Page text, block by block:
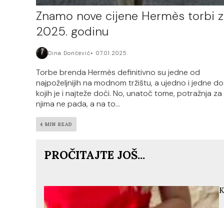
Znamo nove cijene Hermès torbi
2025. godinu
Dina Dončević 07.01.2025.
Torbe brenda Hermès definitivno su jedne od
najpoželjnijih na modnom tržištu, a ujedno i jedne do
kojih je i najteže doći. No, unatoč tome, potražnja za
njima ne pada, a na to...
4 MIN READ
PROČITAJTE JOŠ...